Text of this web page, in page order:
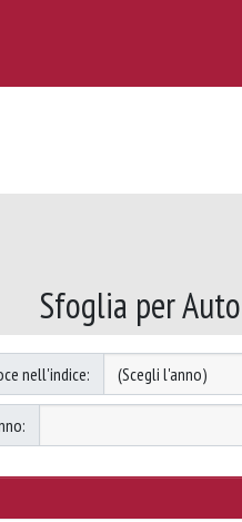
Sfoglia per
nell'indice: